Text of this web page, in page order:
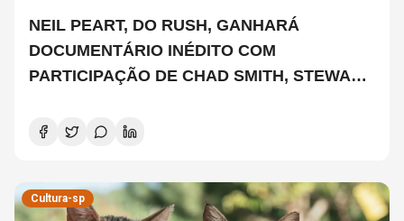
NEIL PEART, DO RUSH, GANHARÁ
DOCUMENTÁRIO INÉDITO COM
PARTICIPAÇÃO DE CHAD SMITH, STEWART
Cultura-sp